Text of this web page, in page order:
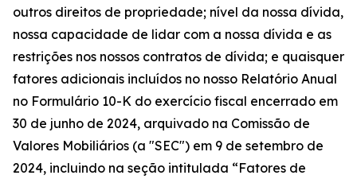
outros direitos de propriedade; nível da nossa dívida,
nossa capacidade de lidar com a nossa dívida e as
restrições nos nossos contratos de dívida; e quaisquer
fatores adicionais incluídos no nosso Relatório Anual
no Formulário 10-K do exercício fiscal encerrado em
30 de junho de 2024, arquivado na Comissão de
Valores Mobiliários (a "SEC") em 9 de setembro de
2024, incluindo na seção intitulada “Fatores de